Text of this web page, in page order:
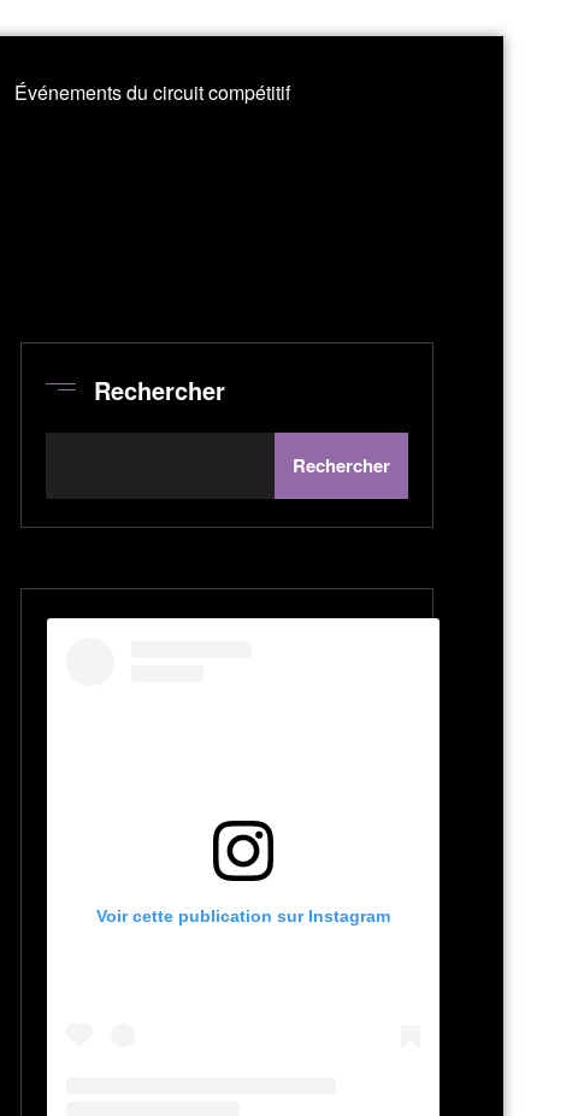
Événements du circuit compétitif
Rechercher
Rechercher
Voir cette publication sur Instagram